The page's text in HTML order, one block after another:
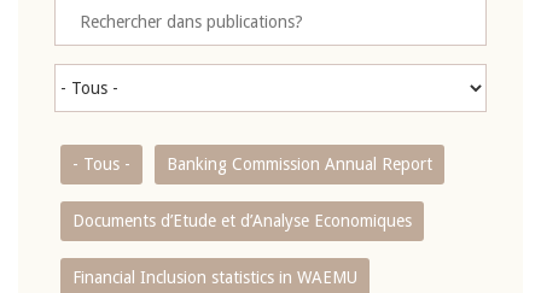
- Tous - Banking Commission Annual Report
Documents d’Etude et d’Analyse Economiques
Financial Inclusion statistics in WAEMU